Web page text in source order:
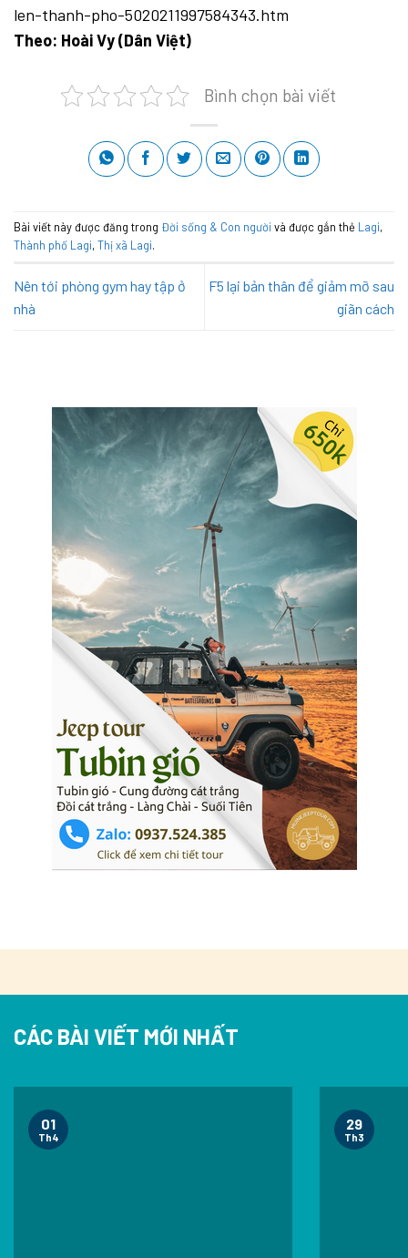
len-thanh-pho-5020211997584343.htm
Theo: Hoài Vy (Dân Việt)
Bình chọn bài viết
Bài viết này được đăng trong Đời sống & Con người và được gắn thẻ Lagi,
Thành phố Lagi,Thị xã Lagi.
Nên tới phòng gym hay tập ở
nhà
F5 lại bản thân để giảm mỡ sau
giãn cách
CÁC BÀI VIẾT MỚI NHẤT
01
Th4
29
Th3